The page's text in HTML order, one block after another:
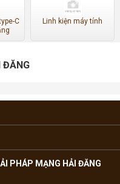
C
Linh kiện máy tính
ĐĂNG
PHÁP MẠNG HẢI ĐĂNG